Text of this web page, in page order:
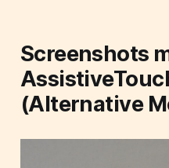
Screenshots
(Alternative